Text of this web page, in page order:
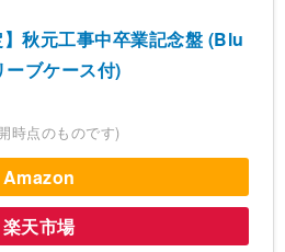
秋元工事中卒業記念盤 (Blu
ブケース付)
時点のものです)
Amazon
楽天市場